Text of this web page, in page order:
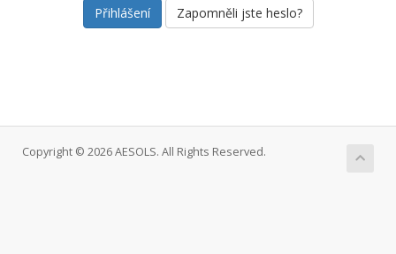
Zapomněli jste heslo?
Copyright © 2026 AESOLS. All Rights Reserved.